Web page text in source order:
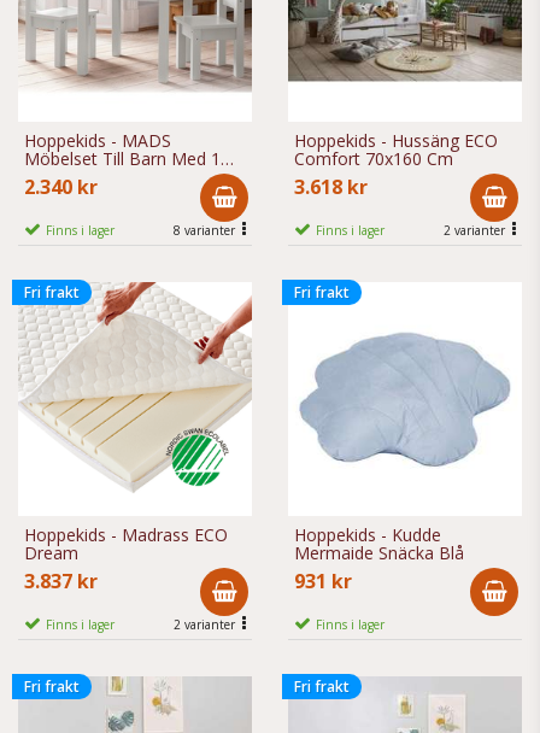
Hoppekids - MADS
Möbelset Till Barn Med 1
Bord Och 2 Stolar
2.340 kr
Finns i lager 8 varianter
Hoppekids - Hussäng ECO
Comfort 70x160 Cm
3.618 kr
Finns i lager 2 varianter
Fri frakt
Hoppekids - Madrass ECO
Dream
3.837 kr
Finns i lager 2 varianter
Fri frakt
Hoppekids - Kudde
Mermaide Snäcka Blå
931 kr
Finns i lager
Fri frakt Fri frakt